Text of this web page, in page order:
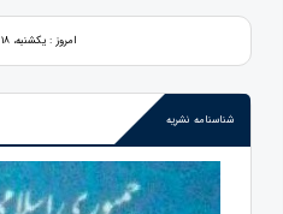
امروز : یکشنبه، ۱۸ مرداد ۱۴۰۵
شناسنامه نشریه